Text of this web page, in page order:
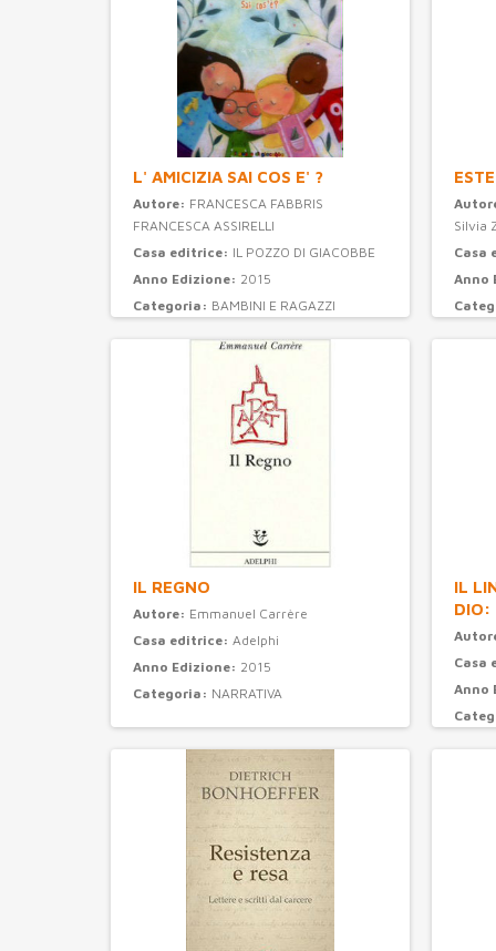
L' AMICIZIA SAI COS E' ?
Autore: FRANCESCA FABBRIS
FRANCESCA ASSIRELLI
Casa editrice: IL POZZO DI GIACOBBE
Anno Edizione: 2015
Categoria: BAMBINI E RAGAZZI
Silvia
Casa
Anno
IL REGNO
Autore: Emmanuel Carrère
Casa editrice: Adelphi
Anno Edizione: 2015
Categoria: NARRATIVA
IL
DIO:
Casa
Anno